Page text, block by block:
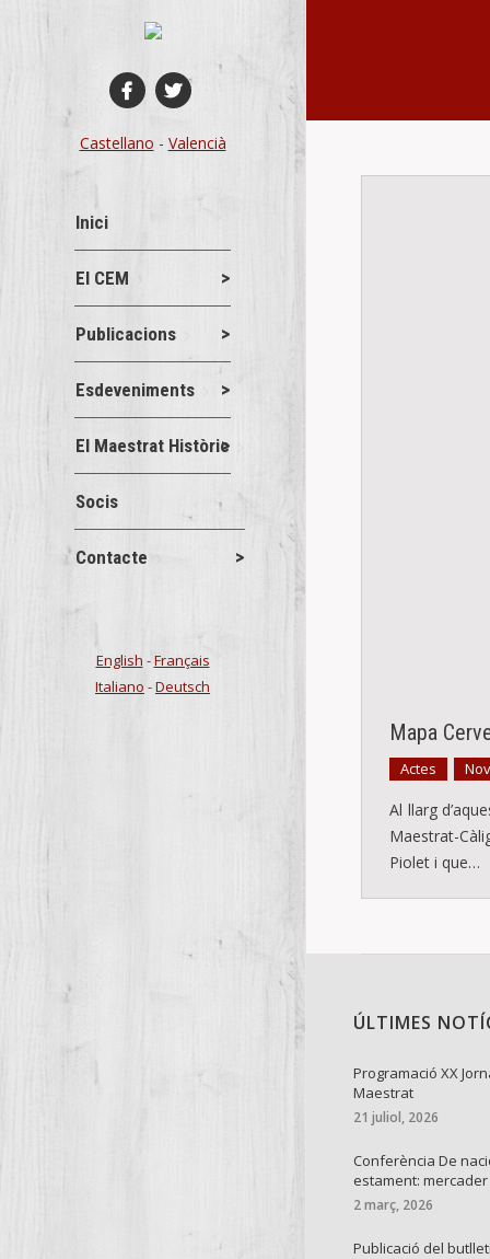
Castellano - Valencià
Inici
El CEM
Publicacions
Esdeveniments
El Maestrat Històric
Socis
Contacte
English -Français
Italiano -Deutsch
Mapa
Actes
Al llarg
Maestrat-
Piolet i que…
ÚLTIMES
Programació XX
Maestrat
21 juliol, 2026
Conferència De
estament: mercader
2 març, 2026
Publicació del